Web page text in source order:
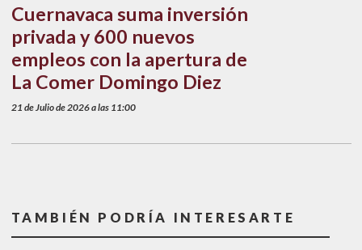
Cuernavaca suma inversión
privada y 600 nuevos
empleos con la apertura de
La Comer Domingo Diez
21 de Julio de 2026 a las 11:00
TAMBIÉN PODRÍA INTERESARTE